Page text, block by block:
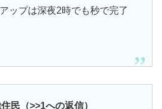
ップは深夜2時でも秒で完了
民（>>1への返信）